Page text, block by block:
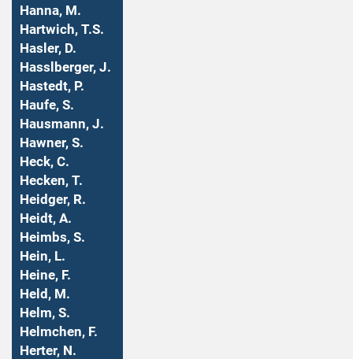
Hanna, M.
Hartwich, T.S.
Hasler, D.
Hasslberger, J.
Hastedt, P.
Haufe, S.
Hausmann, J.
Hawner, S.
Heck, C.
Hecken, T.
Heidger, R.
Heidt, A.
Heimbs, S.
Hein, L.
Heine, F.
Held, M.
Helm, S.
Helmchen, F.
Herter, N.